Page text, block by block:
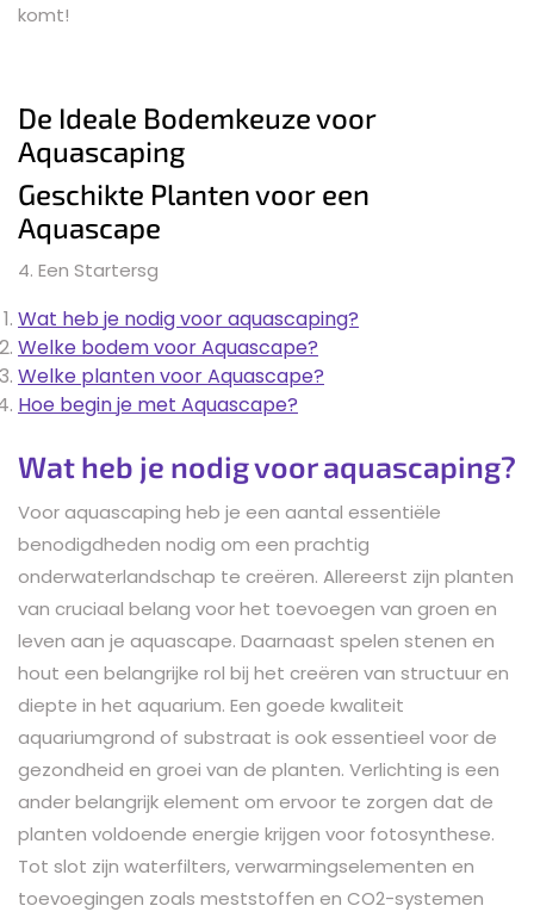
komt!
De Ideale Bodemkeuze voor
Aquascaping
Geschikte Planten voor een
Aquascape
4. Een Startersg
Wat heb je nodig voor aquascaping?
Welke bodem voor Aquascape?
Welke planten voor Aquascape?
Hoe begin je met Aquascape?
Wat heb je nodig voor aquascaping?
Voor aquascaping heb je een aantal essentiële
benodigdheden nodig om een prachtig
onderwaterlandschap te creëren. Allereerst zijn planten
van cruciaal belang voor het toevoegen van groen en
leven aan je aquascape. Daarnaast spelen stenen en
hout een belangrijke rol bij het creëren van structuur en
diepte in het aquarium. Een goede kwaliteit
aquariumgrond of substraat is ook essentieel voor de
gezondheid en groei van de planten. Verlichting is een
ander belangrijk element om ervoor te zorgen dat de
planten voldoende energie krijgen voor fotosynthese.
Tot slot zijn waterfilters, verwarmingselementen en
toevoegingen zoals meststoffen en CO2-systemen